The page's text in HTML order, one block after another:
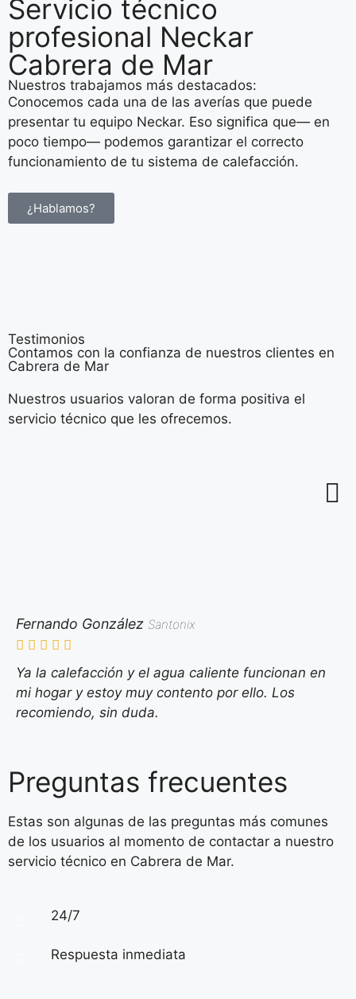
Servicio técnico
profesional Neckar
Cabrera de Mar
Nuestros trabajamos más destacados:
Conocemos cada una de las averías que puede
presentar tu equipo Neckar. Eso significa que— en
poco tiempo— podemos garantizar el correcto
funcionamiento de tu sistema de calefacción.
¿Hablamos?
Testimonios
Contamos con la confianza de nuestros clientes en
Cabrera de Mar
Nuestros usuarios valoran de forma positiva el
servicio técnico que les ofrecemos.
Fernando González Santonix
Ya la calefacción y el agua caliente funcionan en
mi hogar y estoy muy contento por ello. Los
recomiendo, sin duda.
Preguntas frecuentes
Estas son algunas de las preguntas más comunes
de los usuarios al momento de contactar a nuestro
servicio técnico en Cabrera de Mar.
24/7
Respuesta inmediata